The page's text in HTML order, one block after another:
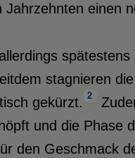
einen
spätestens
stagnieren
gekürzt. 2
und die Phase
den Geschmack